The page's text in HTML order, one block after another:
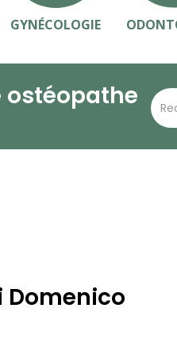
GYNÉCOLOGIE
ostéopathe
Domenico